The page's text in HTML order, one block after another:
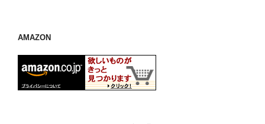
AMAZON